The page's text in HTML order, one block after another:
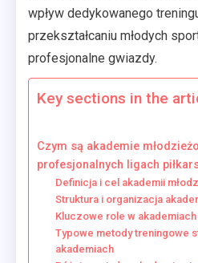
wpływ dedykowanego
przekształcaniu młodych
profesjonalne gwiazdy.
Key sections in the
Czym są akademie
profesjonalnych ligach
Definicja i cel akademii
Struktura i organizacja
Kluczowe role w
Typowe metody treningowe
akademiach